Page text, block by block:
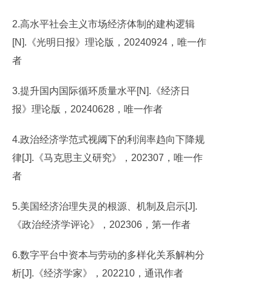
2.高水平社会主义市场经济体制的建构逻辑
[N].《光明日报》理论版，20240924，唯一作
者
3.提升国内国际循环质量水平[N].《经济日
报》理论版，20240628，唯一作者
4.政治经济学范式视阈下的利润率趋向下降规
律[J].《马克思主义研究》，202307，唯一作
者
5.美国经济治理失灵的根源、机制及启示[J].
《政治经济学评论》，202306，第一作者
6.数字平台中资本与劳动的多样化关系解构分
析[J].《经济学家》，202210，通讯作者